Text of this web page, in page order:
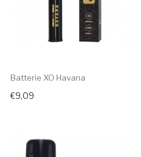
Batterie XO Havana
€9,09